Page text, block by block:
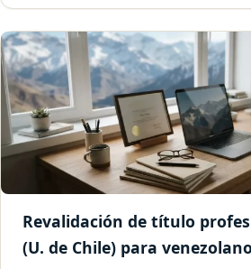
Revalidación de título
(U. de Chile) para